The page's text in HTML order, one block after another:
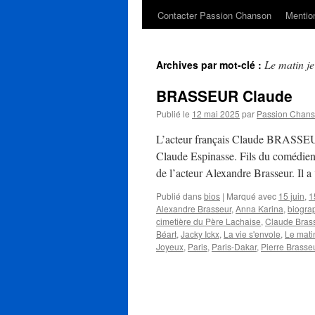
Contacter Passion Chanson
Archives par mot-clé : Le matin
BRASSEUR Claude
Publié le 12 mai 2025 par Passion
L’acteur français Claude
Claude Espinasse. Fils du
de l’acteur Alexandre Brasseur. Il
Publié dansbios | Marqué avec 15 juin,
Alexandre Brasseur, Anna Karina,
cimetière du Père Lachaise, Claude
Béart, Jacky Ickx, La vie s'envole, Le
Joyeux, Paris, Paris-Dakar, Pierre